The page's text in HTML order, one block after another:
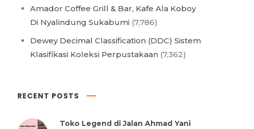
Amador Coffee Grill & Bar, Kafe Ala Koboy
Di Nyalindung Sukabumi (7,786)
Dewey Decimal Classification (DDC) Sistem
Klasifikasi Koleksi Perpustakaan (7,362)
RECENT POSTS
Toko Legend di Jalan Ahmad Yani